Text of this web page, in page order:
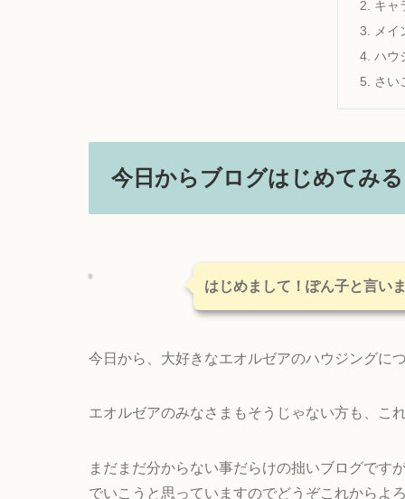
キャ
メイ
ハウ
さい
今日からブログはじめてみる
はじめまして！ぽん子と言い
今日から、大好きなエオルゼアのハウジングに
エオルゼアのみなさまもそうじゃない方も、こ
まだまだ分からない事だらけの拙いブログです
でいこうと思っていますのでどうぞこれからよ